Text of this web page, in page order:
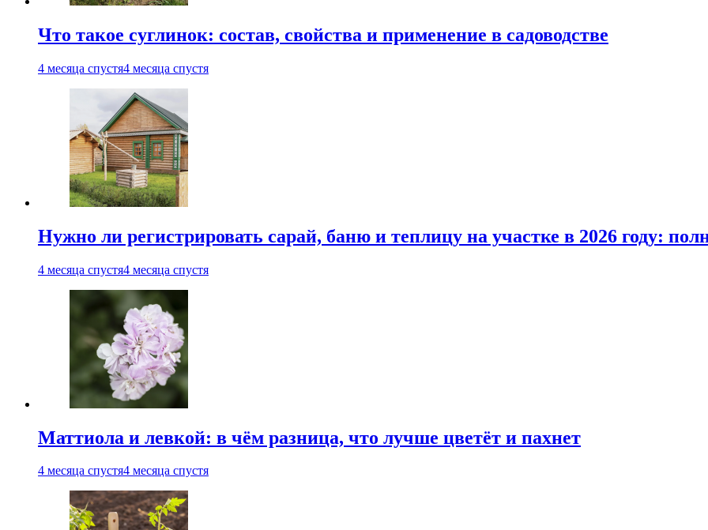
Что такое суглинок: состав, свойства и применение в садоводстве
4 месяца спустя4 месяца спустя
Нужно ли регистрировать сарай, баню и теплицу на участке в 2026 году:
4 месяца спустя4 месяца спустя
Маттиола и левкой: в чём разница, что лучше цветёт и пахнет
4 месяца спустя4 месяца спустя